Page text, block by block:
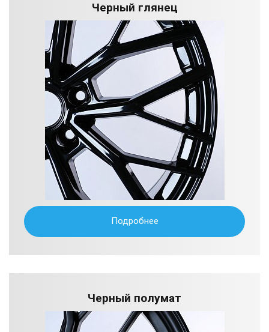
Черный глянец
Подробнее
Черный полумат